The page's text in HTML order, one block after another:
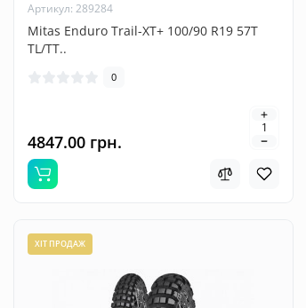
Артикул: 289284
Mitas Enduro Trail-XT+ 100/90 R19 57T
TL/TT..
0
4847.00 грн.
ХІТ ПРОДАЖ